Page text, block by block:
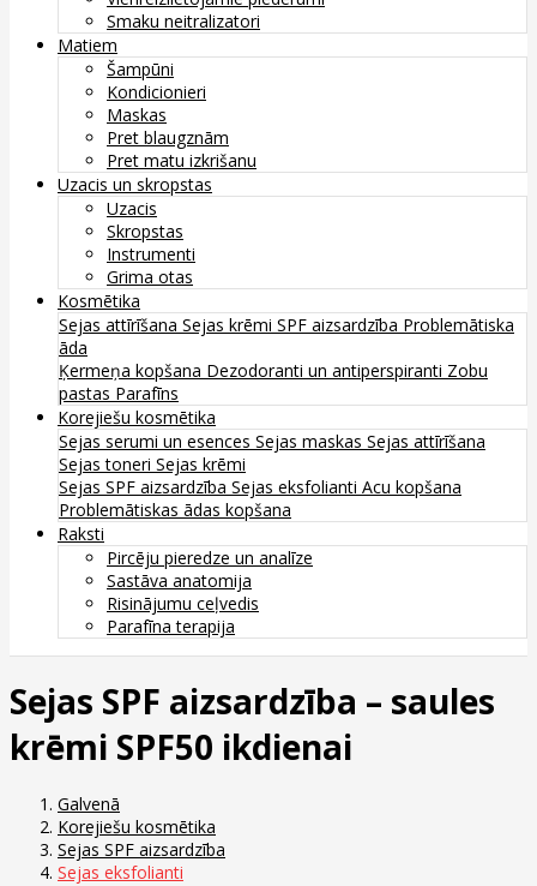
Smaku neitralizatori
Matiem
Šampūni
Kondicionieri
Maskas
Pret blaugznām
Pret matu izkrišanu
Uzacis un skropstas
Uzacis
Skropstas
Instrumenti
Grima otas
Kosmētika
Sejas attīrīšana Sejas krēmi SPF aizsardzība Problemātiska
āda
Ķermeņa kopšana Dezodoranti un antiperspiranti Zobu
pastas Parafīns
Korejiešu kosmētika
Sejas serumi un esences Sejas maskas Sejas attīrīšana
Sejas toneri Sejas krēmi
Sejas SPF aizsardzība Sejas eksfolianti Acu kopšana
Problemātiskas ādas kopšana
Raksti
Pircēju pieredze un analīze
Sastāva anatomija
Risinājumu ceļvedis
Parafīna terapija
Sejas SPF aizsardzība – saules
krēmi SPF50 ikdienai
Galvenā
Korejiešu kosmētika
Sejas SPF aizsardzība
Sejas eksfolianti